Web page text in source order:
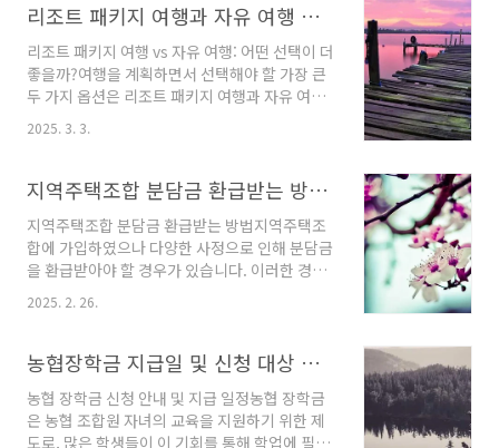
통증을 완화하는 데 도움을 줍니다.MSM: 관절의
염증과 통증을..
는 이유강아지가 짖는 이유는 여러 가지가 있으
반적으로 대표적인 이유는 다음과 같습니다.경
고: 낯선 사람이나 동물, 위험한 상황에 대한 경고
로 짖습니다. 이는 강아지의 본능적인 행동입니
다.두려움: 큰 소리나 새로운 환경, 낯선 인물에
호자의 관심을 받고 싶을 때 짖기도 합니다.외로
움: 오랜 시간..
리조트 패키지 여행과 자유 여행 차이점 비교
리조트 패키지 여행 vs 자유 여행: 어떤 선택이 더
좋을까?여행을 계획하면서 선택해야 할 가장 큰
두 가지 옵션은 리조트 패키지 여행과 자유 여행
입니다. 각각의 스타일은 그 자체로 장점과 단점
을 가지고 있으며, 개인의 여행 스타일이나 목적
글에서는 이 두 가지 여행 방식을 비교하고, 각각
의 특징에 대해 알아보겠습니다.리조트 패키지
여행의 특징리조트 패키지 여행은 미리 정해진
일정에 따라 항공권, 숙소, 식사, 및 관광지 입장
료 등 다양한 요소가 포함되어 있는 여행 스타일
입니다. 이를 통해 여행자는 보다 간편하게 여행
요가 없고, 이동과 숙박에 대한 스트레스가 감소..
2025. 3. 3.
지역주택조합 분담금 환급받는 방법과 절차
지역주택조합 분담금 환급받는 방법지역주택조
합에 가입하였으나 다양한 사정으로 인해 분담금
을 환급받아야 할 경우가 있습니다. 이러한 경우,
환급받을 수 있습니다. 본 글에서는 지역주택조
법과 절차에 대해 상세히 안내드리겠습니다.1.
환급 신청 절차우선, 분담금 환급을 원하신다면
다음 단계들을 확인해주시기 바랍니다.조합원 탈
퇴 의사 표현: 환급을 원하신다면 조합원 탈퇴 의
2025. 2. 26.
농협장학금 지급일 및 신청 대상 확인
농협 장학금 신청 안내 및 지급 일정농협 장학금
은 농협 조합원 자녀의 교육을 지원하기 위한 제
도로, 많은 학생들이 이 기회를 통해 학업에 필요